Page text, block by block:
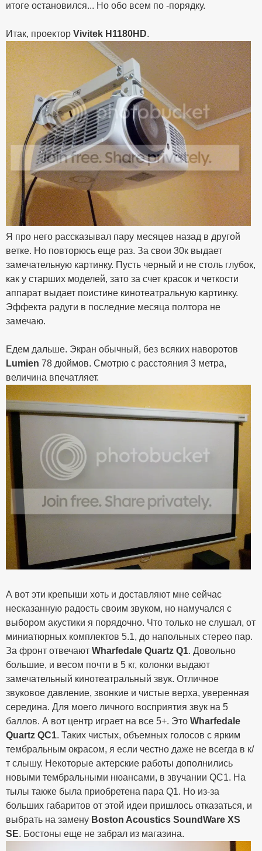
итоге остановился... Но обо всем по -порядку.
Итак, проектор Vivitek H1180HD.
Я про него рассказывал пару месяцев назад в другой
ветке. Но повторюсь еще раз. За свои 30к выдает
замечательную картинку. Пусть черный и не столь глубок,
как у старших моделей, зато за счет красок и четкости
аппарат выдает поистине кинотеатральную картинку.
Эффекта радуги в последние месяца полтора не
замечаю.
Едем дальше. Экран обычный, без всяких наворотов
Lumien 78 дюймов. Смотрю с расстояния 3 метра,
величина впечатляет.
А вот эти крепыши хоть и доставляют мне сейчас
несказанную радость своим звуком, но намучался с
выбором акустики я порядочно. Что только не слушал, от
миниатюрных комплектов 5.1, до напольных стерео пар.
За фронт отвечают Wharfedale Quartz Q1. Довольно
большие, и весом почти в 5 кг, колонки выдают
замечательный кинотеатральный звук. Отличное
звуковое давление, звонкие и чистые верха, уверенная
середина. Для моего личного восприятия звук на 5
баллов. А вот центр играет на все 5+. Это Wharfedale
Quartz QC1. Таких чистых, объемных голосов с ярким
тембральным окрасом, я если честно даже не всегда в к/
т слышу. Некоторые актерские работы дополнились
новыми тембральными нюансами, в звучании QC1. На
тылы также была приобретена пара Q1. Но из-за
больших габаритов от этой идеи пришлось отказаться, и
выбрать на замену Boston Acoustics SoundWare XS
SE. Бостоны еще не забрал из магазина.